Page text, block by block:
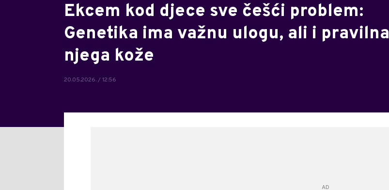
Ekcem kod djece sve češći problem:
Genetika ima važnu ulogu, ali i pravilna
njega kože
20.05.2026. / 12:56